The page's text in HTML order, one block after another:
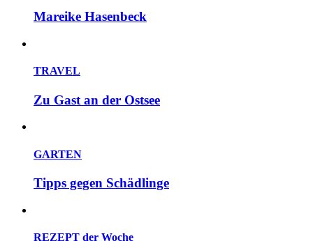
Mareike Hasenbeck
TRAVEL
Zu Gast an der Ostsee
GARTEN
Tipps gegen Schädlinge
REZEPT der Woche